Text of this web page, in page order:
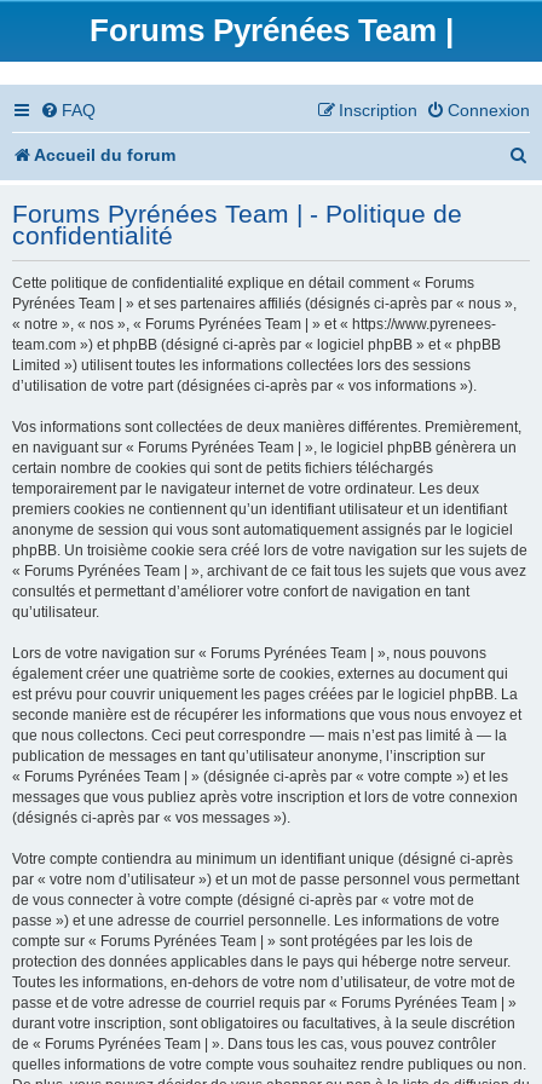
Forums Pyrénées Team |
FAQ Connexion
Inscription
Accueil du forum
h
Forums Pyrénées Team | - Politique de
confidentialité
Cette politique de confidentialité explique en détail comment « Forums
Pyrénées Team | » et ses partenaires affiliés (désignés ci-après par « nous »,
« notre », « nos », « Forums Pyrénées Team | » et « https://www.pyrenees-
team.com ») et phpBB (désigné ci-après par « logiciel phpBB » et « phpBB
Limited ») utilisent toutes les informations collectées lors des sessions
d’utilisation de votre part (désignées ci-après par « vos informations »).
Vos informations sont collectées de deux manières différentes. Premièrement,
en naviguant sur « Forums Pyrénées Team | », le logiciel phpBB génèrera un
certain nombre de cookies qui sont de petits fichiers téléchargés
temporairement par le navigateur internet de votre ordinateur. Les deux
premiers cookies ne contiennent qu’un identifiant utilisateur et un identifiant
anonyme de session qui vous sont automatiquement assignés par le logiciel
phpBB. Un troisième cookie sera créé lors de votre navigation sur les sujets de
« Forums Pyrénées Team | », archivant de ce fait tous les sujets que vous avez
consultés et permettant d’améliorer votre confort de navigation en tant
qu’utilisateur.
Lors de votre navigation sur « Forums Pyrénées Team | », nous pouvons
également créer une quatrième sorte de cookies, externes au document qui
est prévu pour couvrir uniquement les pages créées par le logiciel phpBB. La
seconde manière est de récupérer les informations que vous nous envoyez et
que nous collectons. Ceci peut correspondre — mais n’est pas limité à — la
publication de messages en tant qu’utilisateur anonyme, l’inscription sur
« Forums Pyrénées Team | » (désignée ci-après par « votre compte ») et les
messages que vous publiez après votre inscription et lors de votre connexion
(désignés ci-après par « vos messages »).
Votre compte contiendra au minimum un identifiant unique (désigné ci-après
par « votre nom d’utilisateur ») et un mot de passe personnel vous permettant
de vous connecter à votre compte (désigné ci-après par « votre mot de
passe ») et une adresse de courriel personnelle. Les informations de votre
compte sur « Forums Pyrénées Team | » sont protégées par les lois de
protection des données applicables dans le pays qui héberge notre serveur.
Toutes les informations, en-dehors de votre nom d’utilisateur, de votre mot de
passe et de votre adresse de courriel requis par « Forums Pyrénées Team | »
durant votre inscription, sont obligatoires ou facultatives, à la seule discrétion
de « Forums Pyrénées Team | ». Dans tous les cas, vous pouvez contrôler
quelles informations de votre compte vous souhaitez rendre publiques ou non.